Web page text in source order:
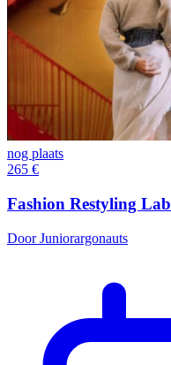
nog plaats
265 €
Fashion Restyling Lab
Door Juniorargonauts